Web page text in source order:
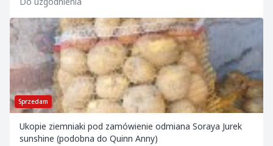
Sprzedam
Ukopie ziemniaki pod zamówienie odmiana Soraya Jurek
sunshine (podobna do Quinn Anny)